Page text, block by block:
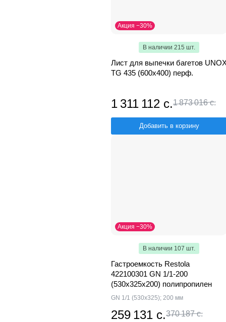
Акция −30%
В наличии 215 шт.
Лист для выпечки багетов
TG 435 (600x400) перф.
1 311 112 с.1 873 016 с.
Добавить в корзину
Акция −30%
В наличии 107 шт.
Гастроемкость Restola
422100301 GN 1/1-200
(530x325x200) полипропилен
GN 1/1 (530х325); 200 мм
259 131 с.370 187 с.